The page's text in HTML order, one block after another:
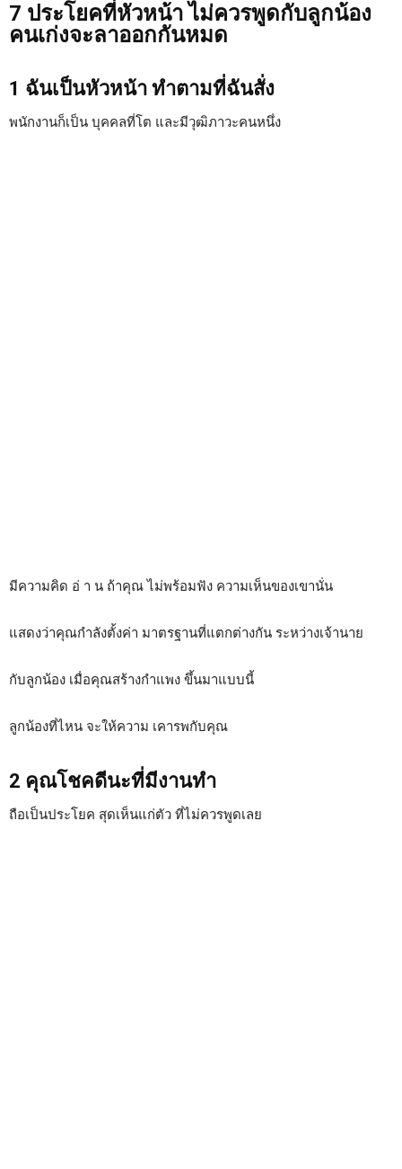
7 ประโยคที่หัวหน้า ไม่ควรพูดกับลูกน้อง
คนเก่งจะลาออกกันหมด
1 ฉันเป็นหัวหน้า ทำตามที่ฉันสั่ง
พนักงานก็เป็น บุคคลที่โต และมีวุฒิภาวะคนหนึ่ง
มีความคิด อ่ า น ถ้าคุณ ไม่พร้อมฟัง ความเห็นของเขานั่น
แสดงว่าคุณกำลังตั้งค่า มาตรฐานที่แตกต่างกัน ระหว่างเจ้านาย
กับลูกน้อง เมื่อคุณสร้างกำแพง ขึ้นมาแบบนี้
ลูกน้องที่ไหน จะให้ความ เคารพกับคุณ
2 คุณโชคดีนะที่มีงานทำ
ถือเป็นประโยค สุดเห็นแก่ตัว ที่ไม่ควรพูดเลย